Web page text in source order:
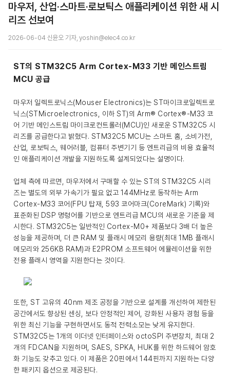
마우저, 산업·스마트·로보틱스 애플리케이션 위한 새 시
리즈 선보여
2026-06-04 신윤오 기자, yoshin@elec4.co.kr
ST의 STM32C5 Arm Cortex-M33 기반 메인스트림
MCU 공급
마우저 일렉트로닉스(Mouser Electronics)는 ST마이크로일렉트로
닉스(STMicroelectronics, 이하 ST)의 Arm® Cortex®-M33 코
어 기반 메인스트림 마이크로컨트롤러(MCU)인 새로운 STM32C5 시
리즈를 공급한다고 밝혔다. STM32C5 MCU는 스마트 홈, 소비가전,
산업, 로보틱스, 웨어러블, 컴퓨터 주변기기 등 엔트리급의 비용 효율적
인 애플리케이션 개발을 지원하도록 설계되었다는 설명이다.
업체 측에 따르면, 마우저에서 구매할 수 있는 ST의 STM32C5 시리
즈는 별도의 외부 가속기가 필요 없고 144MHz로 동작하는 Arm
Cortex-M33 코어(FPU 탑재, 593 코어마크(CoreMark) 기록)와
표준화된 DSP 명령어를 기반으로 엔트리급 MCU의 새로운 기준을 제
시한다. STM32C5는 일반적인 Cortex-M0+ 제품보다 3배 더 높은
성능을 제공하며, 더 큰 RAM 및 플래시 메모리 용량(최대 1MB 플래시
메모리와 256KB RAM)과 E2PROM 소프트웨어 에뮬레이션을 위한
전용 플래시 영역을 지원한다는 것이다.
또한, ST 고유의 40nm 제조 공정을 기반으로 설계를 개선하여 제한된
공간에서도 향상된 센싱, 보다 안정적인 제어, 강화된 사용자 경험 등을
위한 최신 기능을 구현하면서도 동적 전력소모는 낮게 유지한다.
STM32C5는 1개의 이더넷 인터페이스와 octoSPI 주변장치, 최대 2
개의 FDCAN을 지원하며, SAES, SPKA, HUK를 위한 하드웨어 암호
화 기능도 갖추고 있다. 이 제품은 20핀에서 144핀까지 지원하는 다양
한 패키지 옵션으로 제공된다.